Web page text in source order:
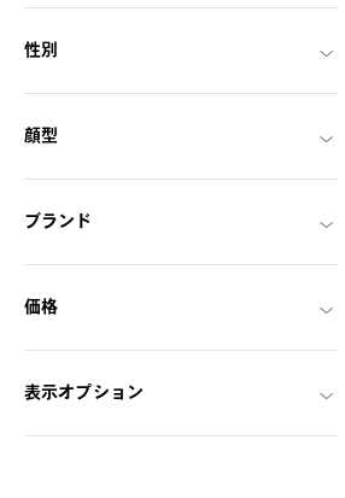
性別
顔型
ブランド
価格
表示オプション